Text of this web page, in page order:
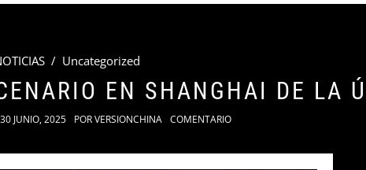
/ Uncategorized
EN SHANGHAI DE LA
30 JUNIO, 2025 PORVERSIONCHINA COMENTARIO